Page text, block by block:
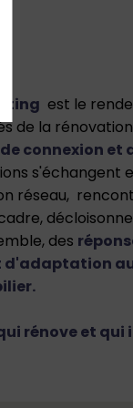
est le
de la
connexion et
s'échangent
réseau,
des
d'adaptation
rénove et qui